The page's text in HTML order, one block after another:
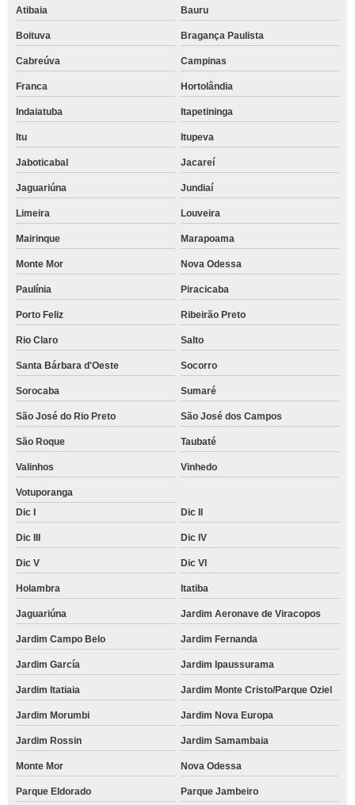
Atibaia Bauru
Boituva Bragança Paulista
Cabreúva Campinas
Franca Hortolândia
Indaiatuba Itapetininga
Itu Itupeva
Jaboticabal Jacareí
Jaguariúna Jundiaí
Limeira Louveira
Mairinque Marapoama
Monte Mor Nova Odessa
Paulínia Piracicaba
Porto Feliz Ribeirão Preto
Rio Claro Salto
Santa Bárbara d'Oeste Socorro
Sorocaba Sumaré
São José do Rio Preto São José dos Campos
São Roque Taubaté
Valinhos Vinhedo
Votuporanga
Dic I
Dic II
Dic III Dic IV
Dic V Dic VI
Holambra Itatiba
Jaguariúna Jardim Aeronave de Viracopos
Jardim Campo Belo Jardim Fernanda
Jardim García Jardim Ipaussurama
Jardim Itatiaia Jardim Monte Cristo/Parque Oziel
Jardim Morumbi Jardim Nova Europa
Jardim Rossin Jardim Samambaia
Monte Mor Nova Odessa
Parque Eldorado Parque Jambeiro